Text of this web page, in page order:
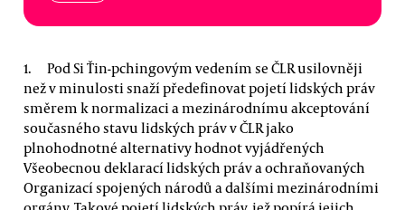
Pod Si Ťin-pchingovým vedením se ČLR usilovněji
než v minulosti snaží předefinovat pojetí lidských práv
směrem k normalizaci a mezinárodnímu akceptování
současného stavu lidských práv v ČLR jako
plnohodnotné alternativy hodnot vyjádřených
Všeobecnou deklarací lidských práv a ochraňovaných
Organizací spojených národů a dalšími mezinárodními